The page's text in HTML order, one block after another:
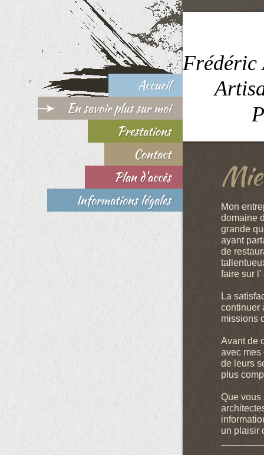
Accueil
En savoir plus sur moi
Prestations
Contact
Plan d'accès
Informations légales
Frédéric
Mon
domaine
grande
ayant
de
faire sur l'
La
continuer
missions
Avant de
avec mes
de leurs
plus
Que vous
un plaisir